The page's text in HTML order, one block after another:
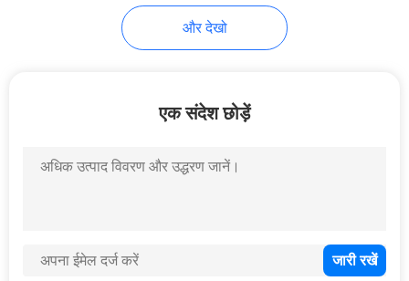
20
और देखो
एक संदेश छोड़ें